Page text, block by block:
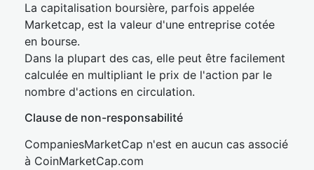
La capitalisation boursière, parfois appelée
Marketcap, est la valeur d'une entreprise cotée
en bourse.
Dans la plupart des cas, elle peut être facilement
calculée en multipliant le prix de l'action par le
nombre d'actions en circulation.
Clause de non-responsabilité
CompaniesMarketCap n'est en aucun cas associé
à CoinMarketCap.com